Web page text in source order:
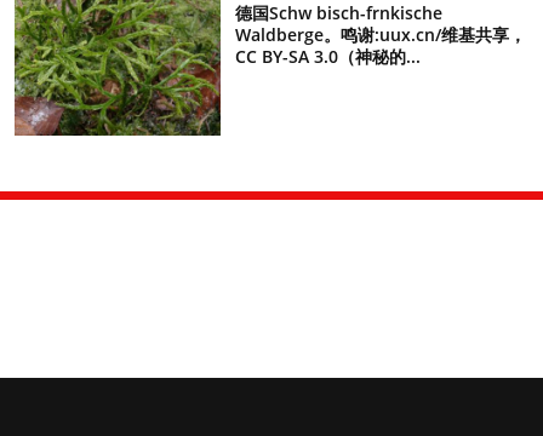
德国Schw bisch-frnkische
Waldberge。鸣谢:uux.cn/维基共享，
CC BY-SA 3.0（神秘的...